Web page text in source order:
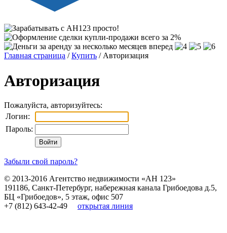
Главная страница /Купить / Авторизация
Авторизация
Пожалуйста, авторизуйтесь:
Логин:
Пароль:
Забыли свой пароль?
© 2013-2016 Агентство недвижимости «АН 123»
191186, Санкт-Петербург, набережная канала Грибоедова д.5,
БЦ «Грибоедов», 5 этаж, офис 507
+7 (812) 643-42-49
открытая линия